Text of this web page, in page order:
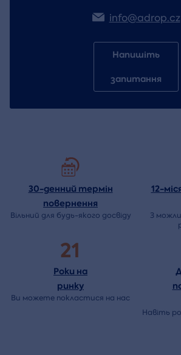
info@adrop.cz
Напишіть
запитання
30-денний термін
повернення
Вільний для будь-якого досвіду
12-
З
21
Роки на
ринку
Ви можете покластися на нас
Навіть